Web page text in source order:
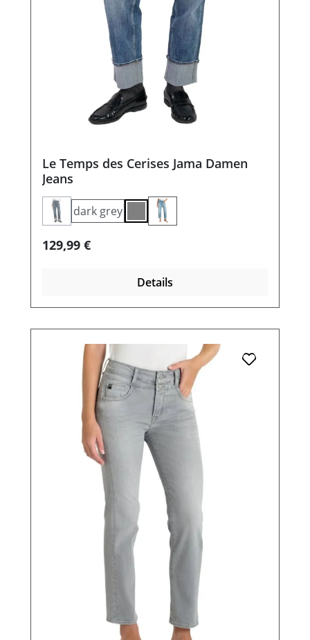
Le Temps des Cerises Jama Damen
Jeans
(Diese Option ist zurzeit nicht verfügbar.)
dark grey
grey
Regulärer Preis:
129,99 €
Details